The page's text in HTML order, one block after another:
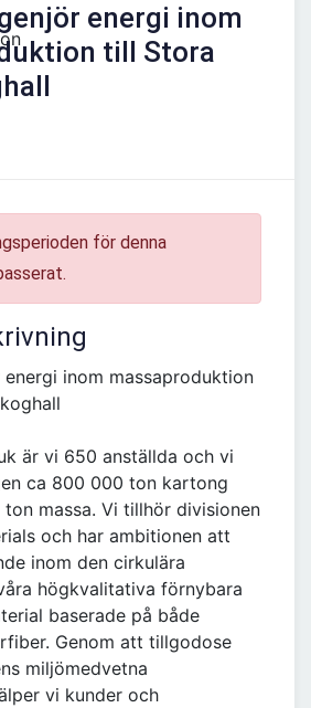
energi inom
till Stora
för denna
energi inom massaproduktion
är vi 650 anställda och vi
ca 800 000 ton kartong
massa. Vi tillhör divisionen
och har ambitionen att
inom den cirkulära
högkvalitativa förnybara
baserade på både
Genom att tillgodose
miljömedvetna
vi kunder och